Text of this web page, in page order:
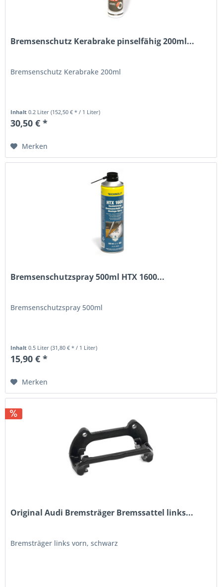
Bremsenschutz Kerabrake pinselfähig 200ml...
Bremsenschutz Kerabrake 200ml
Inhalt0.2 Liter(152,50 € * / 1 Liter)
30,50 € *
Merken
Bremsenschutzspray 500ml HTX 1600...
Bremsenschutzspray 500ml
Inhalt0.5 Liter(31,80 € * / 1 Liter)
15,90 € *
Merken
Original Audi Bremsträger Bremssattel links...
Bremsträger links vorn, schwarz